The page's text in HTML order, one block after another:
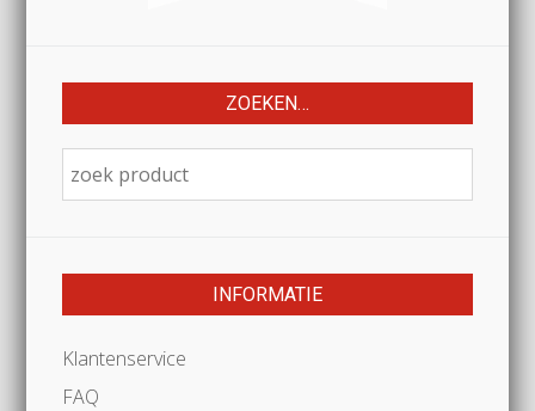
ZOEKEN…
INFORMATIE
Klantenservice
FAQ